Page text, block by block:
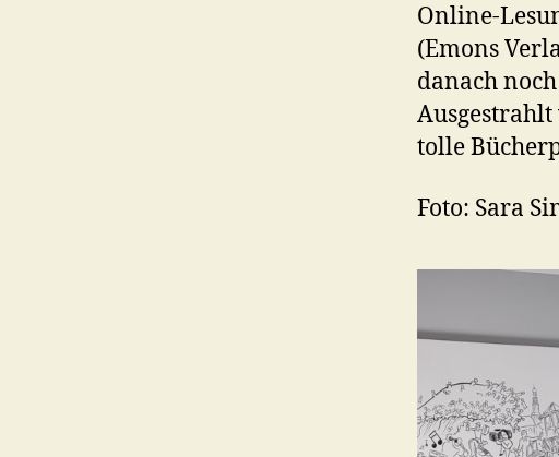
Online-
(Emons
danach
Ausgestrahlt
tolle
Foto: Sara